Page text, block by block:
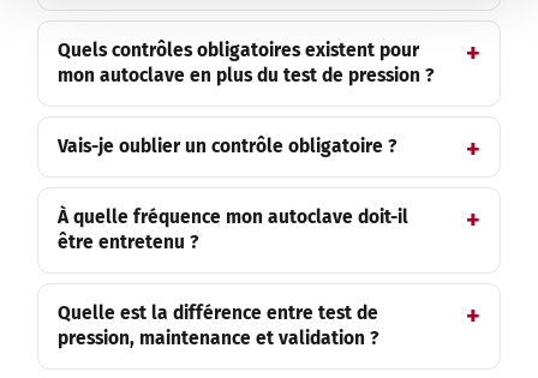
Quels contrôles obligatoires existent pour
mon autoclave en plus du test de pression ?
Vais-je oublier un contrôle obligatoire ?
À quelle fréquence mon autoclave doit-il
être entretenu ?
Quelle est la différence entre test de
pression, maintenance et validation ?